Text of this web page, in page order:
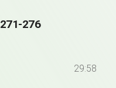
276
29:58